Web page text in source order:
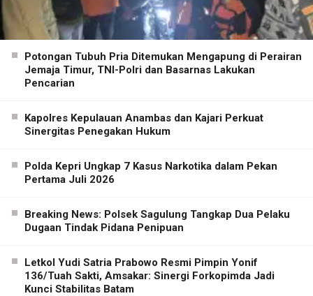
Potongan Tubuh Pria Ditemukan Mengapung di Perairan
Jemaja Timur, TNI-Polri dan Basarnas Lakukan
Pencarian
Kapolres Kepulauan Anambas dan Kajari Perkuat
Sinergitas Penegakan Hukum
Polda Kepri Ungkap 7 Kasus Narkotika dalam Pekan
Pertama Juli 2026
Breaking News: Polsek Sagulung Tangkap Dua Pelaku
Dugaan Tindak Pidana Penipuan
Letkol Yudi Satria Prabowo Resmi Pimpin Yonif
136/Tuah Sakti, Amsakar: Sinergi Forkopimda Jadi
Kunci Stabilitas Batam